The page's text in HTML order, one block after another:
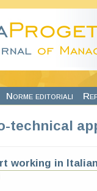
Norme editoriali
technical
working in